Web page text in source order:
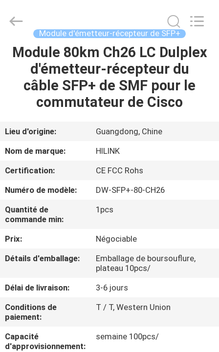
MAISON
À
PROPOS
NOUS
DE
L'USINE
CONTRÔLE
DE
LA
QUALITÉ
HiLink
Technology
Reserved.
Module d'émetteur-récepteur de SFP+
Module 80km Ch26 LC Dulplex
d'émetteur-récepteur du
câble SFP+ de SMF pour le
commutateur de Cisco
Lieu d'origine:
Guangdong, Chine
Nom de marque:
HILINK
Certification:
CE FCC Rohs
Numéro de modèle:
DW-SFP+-80-CH26
Quantité de
commande min:
1pcs
Prix:
Négociable
Détails d'emballage:
Emballage de boursouflure,
plateau 10pcs/
Délai de livraison:
3-6 jours
Conditions de
paiement:
T / T, Western Union
Capacité
d'approvisionnement:
semaine 100pcs/